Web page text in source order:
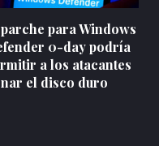
para Windows
0-day podría
a los atacantes
el disco duro